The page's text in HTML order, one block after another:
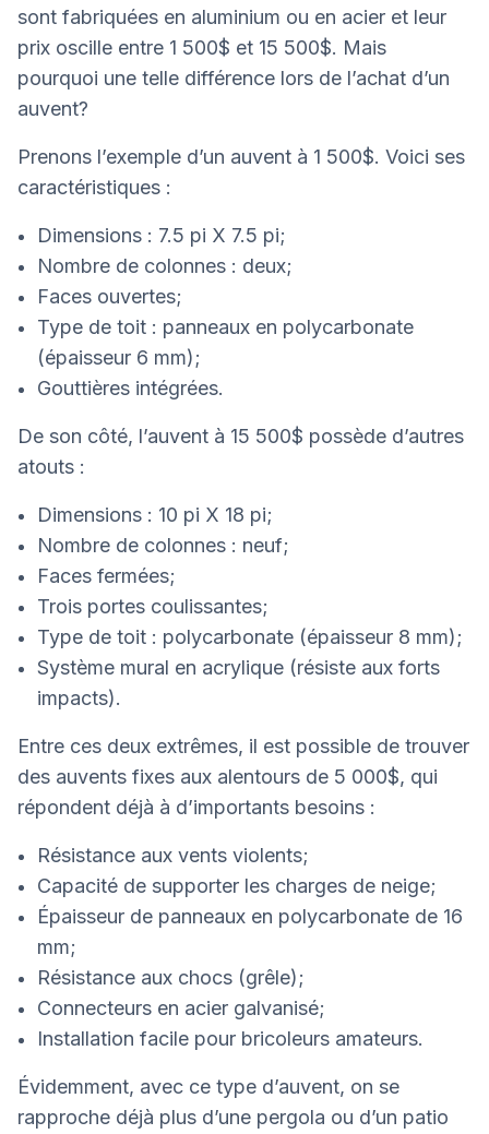
sont fabriquées en aluminium ou en acier et leur
prix oscille entre 1 500$ et 15 500$. Mais
pourquoi une telle différence lors de l’achat d’un
auvent?
Prenons l’exemple d’un auvent à 1 500$. Voici ses
caractéristiques :
Dimensions : 7.5 pi X 7.5 pi;
Nombre de colonnes : deux;
Faces ouvertes;
Type de toit : panneaux en polycarbonate
(épaisseur 6 mm);
Gouttières intégrées.
De son côté, l’auvent à 15 500$ possède d’autres
atouts :
Dimensions : 10 pi X 18 pi;
Nombre de colonnes : neuf;
Faces fermées;
Trois portes coulissantes;
Type de toit : polycarbonate (épaisseur 8 mm);
Système mural en acrylique (résiste aux forts
impacts).
Entre ces deux extrêmes, il est possible de trouver
des auvents fixes aux alentours de 5 000$, qui
répondent déjà à d’importants besoins :
Résistance aux vents violents;
Capacité de supporter les charges de neige;
Épaisseur de panneaux en polycarbonate de 16
mm;
Résistance aux chocs (grêle);
Connecteurs en acier galvanisé;
Installation facile pour bricoleurs amateurs.
Évidemment, avec ce type d’auvent, on se
rapproche déjà plus d’une pergola ou d’un patio